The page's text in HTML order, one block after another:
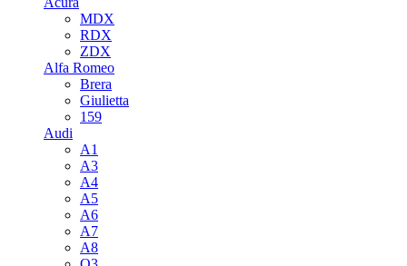
MDX
RDX
ZDX
Alfa Romeo
Brera
Giulietta
159
Audi
A1
A3
A4
A5
A6
A7
A8